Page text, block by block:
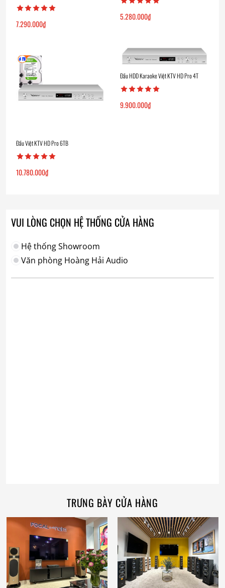
7.290.000₫
5.280.000₫
Đầu Việt KTV HD Pro 6TB
10.780.000₫
Đầu HDD Karaoke Việt KTV HD Pro 4T
9.900.000₫
VUI LÒNG CHỌN HỆ THỐNG CỬA HÀNG
Hệ thống Showroom
Văn phòng Hoàng Hải Audio
TRƯNG BÀY CỬA HÀNG